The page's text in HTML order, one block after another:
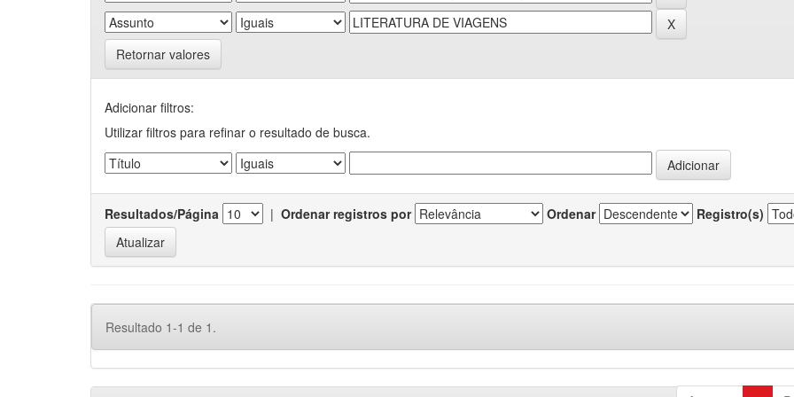
Retornar valores
Adicionar filtros:
Utilizar filtros para refinar o resultado de busca.
Resultados/Página | Ordenar registros por Ordenar Registro(s)
Resultado 1-1 de 1.